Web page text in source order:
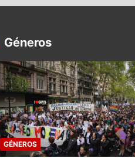
Géneros
GÉNEROS